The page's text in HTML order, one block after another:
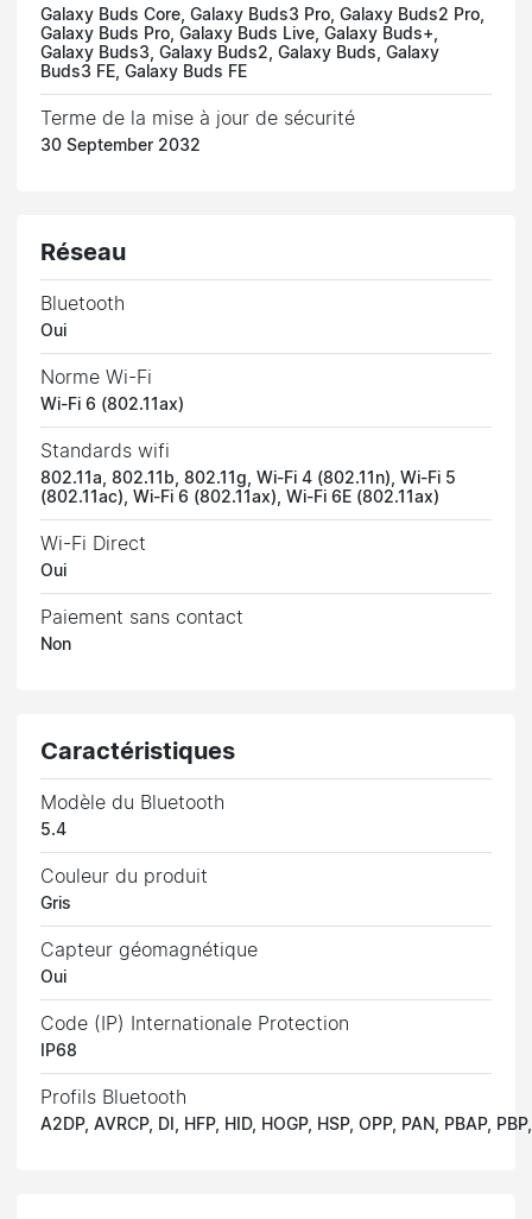
Galaxy Buds Core, Galaxy Buds3 Pro, Galaxy Buds2 Pro,
Galaxy Buds Pro, Galaxy Buds Live, Galaxy Buds+,
Galaxy Buds3, Galaxy Buds2, Galaxy Buds, Galaxy
Buds3 FE, Galaxy Buds FE
Terme de la mise à jour de sécurité
30 September 2032
Réseau
Bluetooth
Oui
Norme Wi-Fi
Wi-Fi 6 (802.11ax)
Standards wifi
802.11a, 802.11b, 802.11g, Wi-Fi 4 (802.11n), Wi-Fi 5
(802.11ac), Wi-Fi 6 (802.11ax), Wi-Fi 6E (802.11ax)
Wi-Fi Direct
Oui
Paiement sans contact
Non
Caractéristiques
Modèle du Bluetooth
5.4
Couleur du produit
Gris
Capteur géomagnétique
Oui
Code (IP) Internationale Protection
IP68
Profils Bluetooth
A2DP, AVRCP, DI, HFP, HID, HOGP, HSP, OPP, PAN, PBAP,